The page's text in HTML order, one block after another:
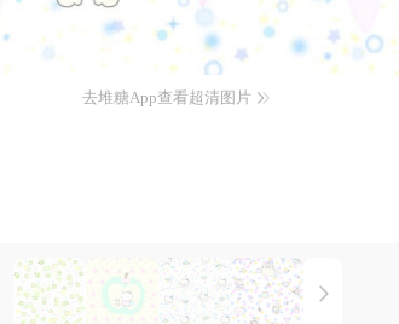
去堆糖App查看超清图片